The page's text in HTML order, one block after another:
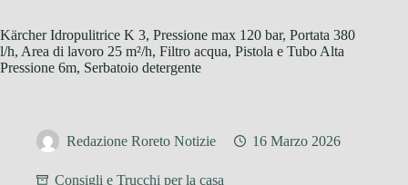
Kärcher Idropulitrice K 3, Pressione max 120 bar, Portata 380
l/h, Area di lavoro 25 m²/h, Filtro acqua, Pistola e Tubo Alta
Pressione 6m, Serbatoio detergente
Redazione Roreto Notizie 16 Marzo 2026
Consigli e Trucchi per la casa